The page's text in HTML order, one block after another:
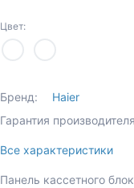
Цвет:
Бренд:
Haier
Гарантия
Все характеристики
Панель кассетного